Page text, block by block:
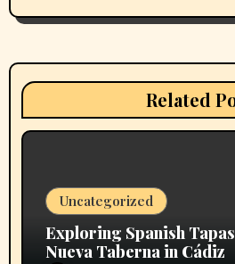
g
a
Related
Uncategorized
Exploring Spanish
Nueva Taberna in Cádiz